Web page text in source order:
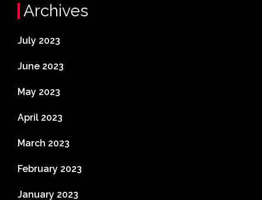
Archives
July 2023
June 2023
May 2023
April 2023
March 2023
February 2023
January 2023